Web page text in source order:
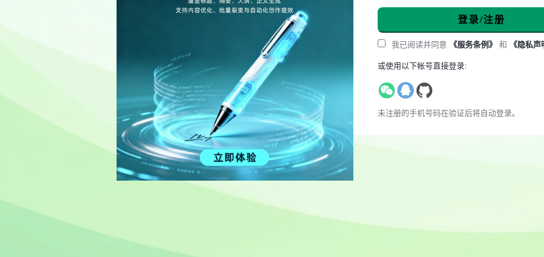
登录/注册
我已阅读并同意 《服务条例》 和 《隐私声
或使用以下帐号直接登录:
未注册的手机号码在验证后将自动登录。